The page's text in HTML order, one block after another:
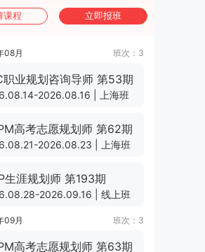
课程 立即报班
班次：3
08月
职业规划咨询导师 第53期
2026.08.16 | 上海班
高考志愿规划师 第62期
2026.08.23 | 上海班
生涯规划师 第193期
2026.09.16 | 线上班
班次：3
09月
高考志愿规划师 第63期